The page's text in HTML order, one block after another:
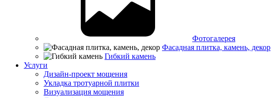
Фотогалерея
Фасадная плитка, камень, декор
Гибкий камень
Услуги
Дизайн-проект мощения
Укладка тротуарной плитки
Визуализация мощения